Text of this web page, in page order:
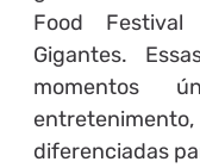
Food
Gigantes.
momentos
diferenciadas